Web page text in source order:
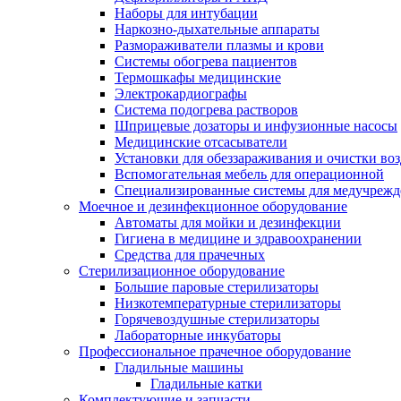
Наборы для интубации
Наркозно-дыхательные аппараты
Размораживатели плазмы и крови
Системы обогрева пациентов
Термошкафы медицинские
Электрокардиографы
Cистема подогрева растворов
Шприцевые дозаторы и инфузионные насосы
Медицинские отсасыватели
Установки для обеззараживания и очистки
Вспомогательная мебель для операционной
Специализированные системы для
Моечное и дезинфекционное оборудование
Автоматы для мойки и дезинфекции
Гигиена в медицине и здравоохранении
Средства для прачечных
Стерилизационное оборудование
Большие паровые стерилизаторы
Низкотемпературные стерилизаторы
Горячевоздушные стерилизаторы
Лабораторные инкубаторы
Профессиональное прачечное оборудование
Гладильные машины
Гладильные катки